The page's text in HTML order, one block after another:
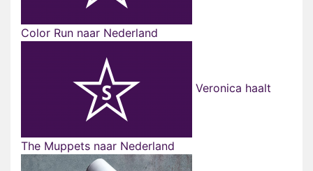
Color Run naar Nederland
Veronica haalt
The Muppets naar Nederland